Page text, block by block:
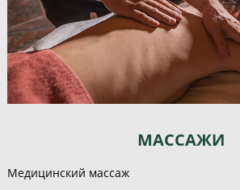
МАССАЖИ
Медицинский массаж